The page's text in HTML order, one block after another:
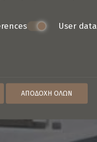
User data
ΑΠΟΔΟΧΉ ΌΛΩΝ